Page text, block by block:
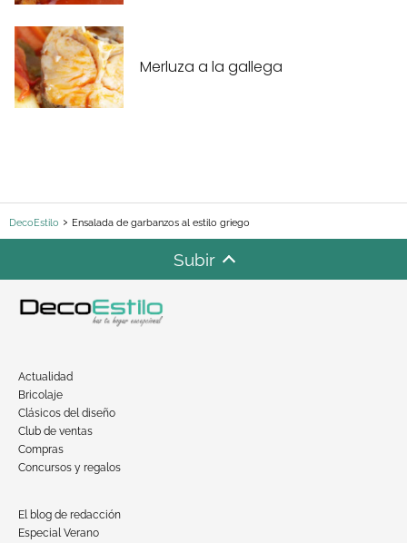
Merluza a la gallega
DecoEstilo Ensalada de garbanzos al estilo griego
Subir
Actualidad
Bricolaje
Clásicos del diseño
Club de ventas
Compras
Concursos y regalos
El blog de redacción
Especial Verano